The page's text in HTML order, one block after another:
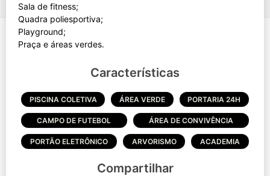
Sala de fitness;
Quadra poliesportiva;
Playground;
Características
PISCINA COLETIVA ÁREA VERDE PORTARIA 24H
CAMPO DE FUTEBOL ÁREA DE CONVIVÊNCIA
PORTÃO ELETRÔNICO ARVORISMO ACADEMIA
Compartilhar